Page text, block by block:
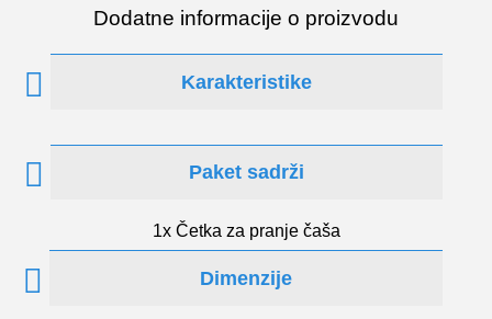
Dodatne informacije o proizvodu
Karakteristike
Paket sadrži
1x Četka za pranje čaša
Dimenzije